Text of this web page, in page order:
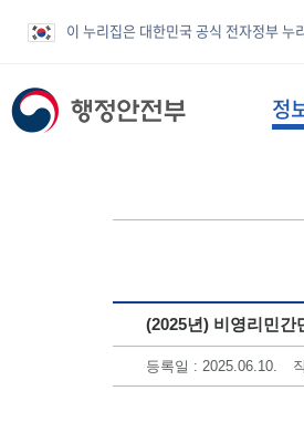
이 누리집은 대한민국 공식 전자정부 누
정
(2025년) 비영리민간
등록일 : 2025.06.10.